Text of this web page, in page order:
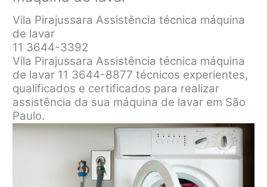
Vila Pirajussara Assistência técnica máquina
de lavar
11 3644-3392
Vila Pirajussara Assistência técnica máquina
de lavar 11 3644-8877 técnicos experientes,
qualificados e certificados para realizar
assistência da sua máquina de lavar em São
Paulo.